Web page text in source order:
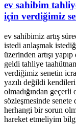
ev sahibim
için verdiğimiz
ev sahibimiz artış
istedi anlaşmak
üzerinden artışı
geldi tahliye
verdiğimiz senetin
yazılı değildi
olmadığından
sözleşmesinde senete
herhangi bir sorun
hareket etmeliyim